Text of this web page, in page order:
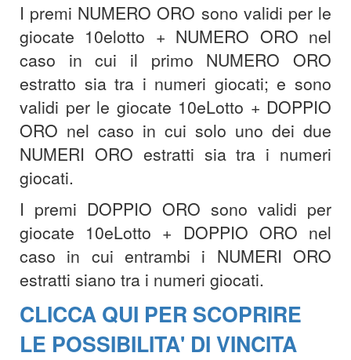
I premi NUMERO ORO sono validi per le
giocate 10elotto + NUMERO ORO nel
caso in cui il primo NUMERO ORO
estratto sia tra i numeri giocati; e sono
validi per le giocate 10eLotto + DOPPIO
ORO nel caso in cui solo uno dei due
NUMERI ORO estratti sia tra i numeri
giocati.
I premi DOPPIO ORO sono validi per
giocate 10eLotto + DOPPIO ORO nel
caso in cui entrambi i NUMERI ORO
estratti siano tra i numeri giocati.
CLICCA QUI PER SCOPRIRE
LE POSSIBILITA' DI VINCITA